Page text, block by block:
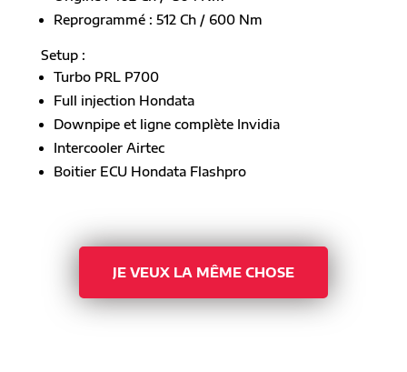
Reprogrammé : 512 Ch / 600 Nm
Setup :
Turbo PRL P700
Full injection Hondata
Downpipe et ligne complète Invidia
Intercooler Airtec
Boitier ECU Hondata Flashpro
JE VEUX LA MÊME CHOSE